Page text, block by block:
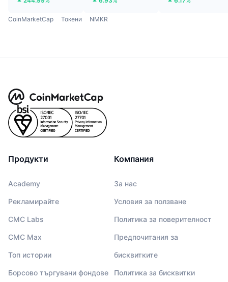
CoinMarketCap Токени NMKR
Продукти
Academy
Рекламирайте
CMC Labs
CMC Max
Топ истории
Борсово търгувани фондове
Компания
За нас
Условия за ползване
Политика за поверителност
Предпочитания за
бисквитките
Политика за бисквитки